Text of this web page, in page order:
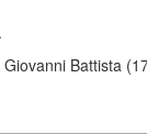
Giovanni Battista